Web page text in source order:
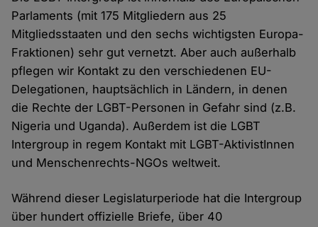
Parlaments (mit 175 Mitgliedern aus 25
Mitgliedsstaaten und den sechs wichtigsten Europa-
Fraktionen) sehr gut vernetzt. Aber auch außerhalb
pflegen wir Kontakt zu den verschiedenen EU-
Delegationen, hauptsächlich in Ländern, in denen
die Rechte der LGBT-Personen in Gefahr sind (z.B.
Nigeria und Uganda). Außerdem ist die LGBT
Intergroup in regem Kontakt mit LGBT-AktivistInnen
und Menschenrechts-NGOs weltweit.
Während dieser Legislaturperiode hat die Intergroup
über hundert offizielle Briefe, über 40